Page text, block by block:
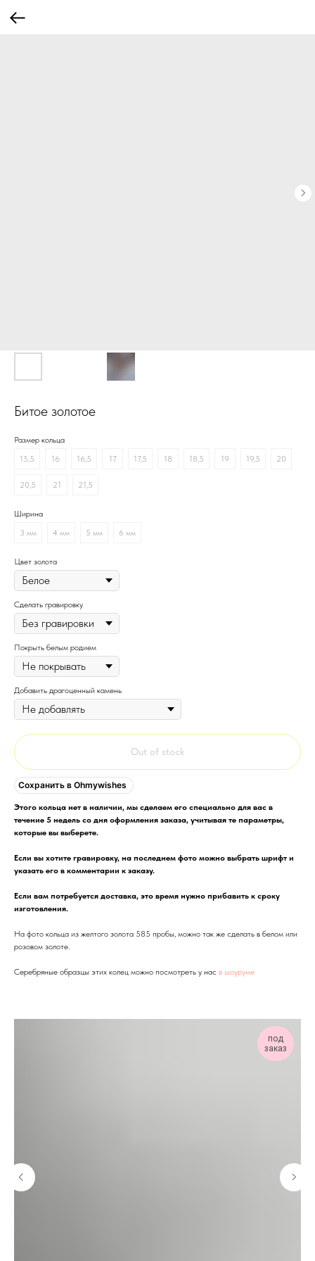
Битое золотое
Размер кольца
15,5
16 16,5 17 17,5 18 18,5 19 19,5 20
20,5 21 21,5
Ширина
3 мм
4 мм 5 мм 6 мм
Цвет золота
Сделать гравировку
Покрыть белым родием
Добавить драгоценный камень
Out of stock
Сохранить в Ohmywishes
Этого кольца нет в наличии, мы сделаем его специально для вас в
течение 5 недель со дня оформления заказа, учитывая те параметры,
которые вы выберете.
Если вы хотите гравировку, на последнем фото можно выбрать шрифт и
указать его в комментарии к заказу.
Если вам потребуется доставка, это время нужно прибавить к сроку
изготовления.
На фото кольца из желтого золота 585 пробы, можно так же сделать в белом или
розовом золоте.
Серебряные образцы этих колец можно посмотреть у нас в шоуруме
под
заказ